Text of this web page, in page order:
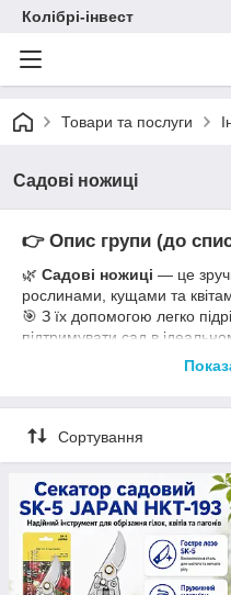
Колібрі-інвест
Товари та послуги
Садові ножиці
👉 Опис групи (до
🌿 Садові ножиці — це
рослинами, кущами та
🎯 З їх допомогою легко
підтримувати сад в
💪 У каталозі представлені
Сортування